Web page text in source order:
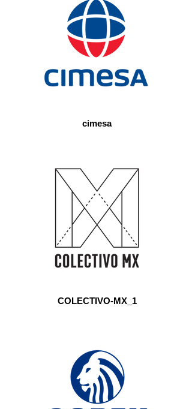
cimesa
COLECTIVO-MX_1